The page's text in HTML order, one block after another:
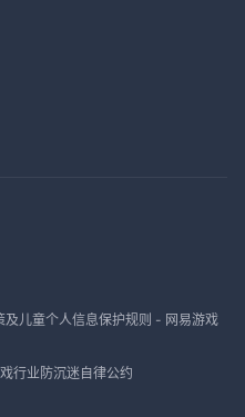
及儿童个人信息保护规则 - 网易游戏
行业防沉迷自律公约